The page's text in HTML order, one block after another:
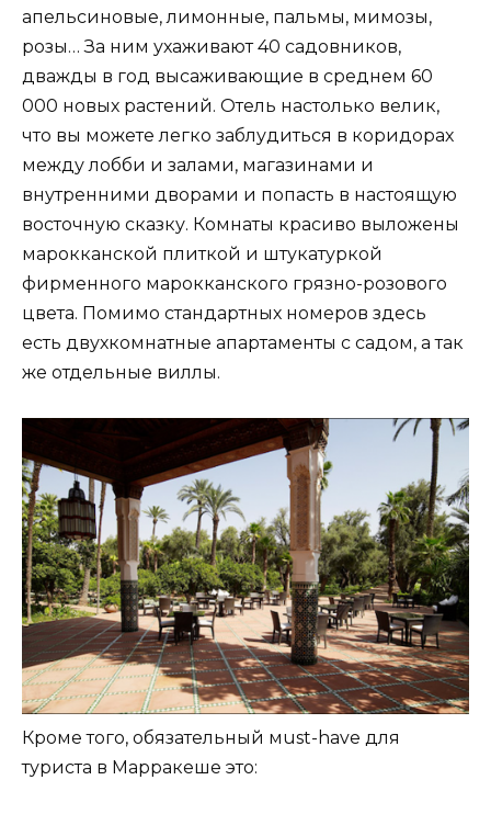
апельсиновые, лимонные, пальмы, мимозы,
розы… За ним ухаживают 40 садовников,
дважды в год высаживающие в среднем 60
000 новых растений. Отель настолько велик,
что вы можете легко заблудиться в коридорах
между лобби и залами, магазинами и
внутренними дворами и попасть в настоящую
восточную сказку. Комнаты красиво выложены
марокканской плиткой и штукатуркой
фирменного марокканского грязно-розового
цвета. Помимо стандартных номеров здесь
есть двухкомнатные апартаменты с садом, а так
же отдельные виллы.
Кроме того, обязательный мust-have для
туриста в Марракеше это: